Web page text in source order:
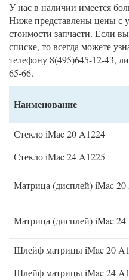
У нас в наличии имеется
Ниже представлены цены с
стоимости запчасти. Если
списке, то всегда можете
телефону 8(495)645-12-43,
65-66.
Наименование
Стекло iMac 20 A1224
Стекло iMac 24 A1225
Матрица (дисплей) iMac 20
Матрица (дисплей) iMac 24
Шлейф матрицы iMac 20
Шлейф матрицы iMac 24